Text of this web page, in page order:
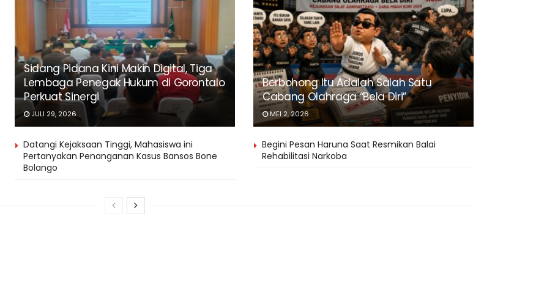
Sidang Pidana Kini Makin Digital, Tiga
Lembaga Penegak Hukum di Gorontalo
Perkuat Sinergi
JULI 29, 2026
Berbohong Itu Adalah Salah Satu
Cabang Olahraga “Bela Diri”
MEI 2, 2026
Datangi Kejaksaan Tinggi, Mahasiswa ini
Pertanyakan Penanganan Kasus Bansos Bone
Bolango
Begini Pesan Haruna Saat Resmikan Balai
Rehabilitasi Narkoba